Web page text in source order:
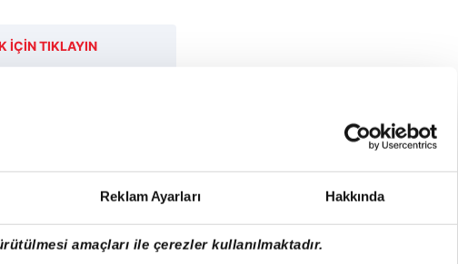
Reklam Ayarları Hakkında
amaçları ile çerezler kullanılmaktadır.
İÇİN TIKLAYIN